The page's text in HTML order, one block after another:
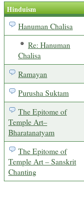
Hinduism
Hanuman Chalisa
Re: Hanuman
Chalisa
Ramayan
Purusha Suktam
The Epitome of
Temple Art–
Bharatanatyam
The Epitome of
Temple Art – Sanskrit
Chanting